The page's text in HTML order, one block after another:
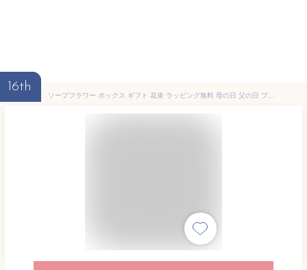
16th
ソープフラワー ボックス ギフト 花束 ラッピング無料 母の日 父の日 プレゼント 石鹸 花 バラ 枯れない 贈り物 敬老の日 誕生日 結婚 退職 造花 卒業 入学 記念日 かわいい メッセージカード無料 rs- (pt-spfl031) 【送料無料】【翌日配送対応】